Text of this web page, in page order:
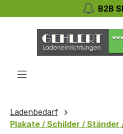
Zum Hauptinhalt springenB2B
Ladenbedarf
Plakate / Schilder / Ständer